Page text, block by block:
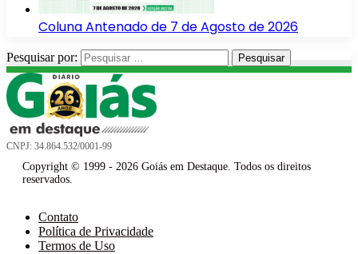
Coluna Antenado de 7 de Agosto de 2026
Pesquisar por:
CNPJ: 34.864.532/0001-99
Copyright © 1999 - 2026 Goiás em Destaque. Todos os direitos
reservados.
Contato
Política de Privacidade
Termos de Uso